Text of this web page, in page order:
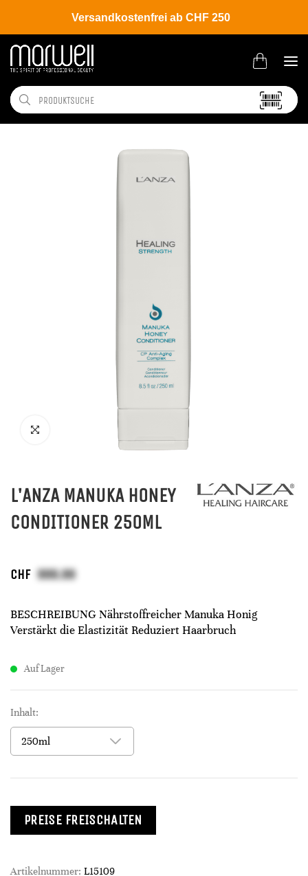
Versandkostenfrei ab CHF 250
Shop Brands L'ANZA Strength
L'ANZA MANUKA HONEY
CONDITIONER 250ML
CHF
BESCHREIBUNG Nährstoffreicher Manuka Honig
Verstärkt die Elastizität Reduziert Haarbruch
Auf Lager
Inhalt:
PREISE FREISCHALTEN
Artikelnummer: L15109